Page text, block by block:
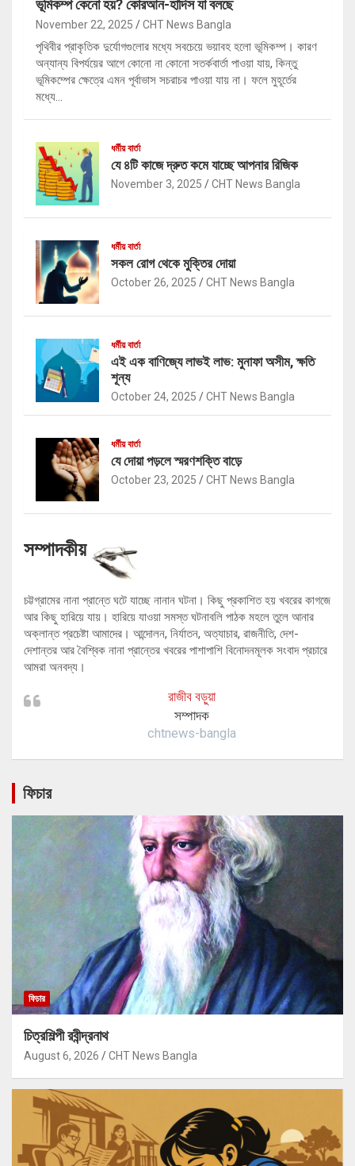
ভূমিকম্প কেনো হয়? কোরআন-হাদিস যা বলছে
November 22, 2025 CHT News Bangla
পৃথিবীর প্রাকৃতিক দুর্যোগগুলোর মধ্যে সবচেয়ে ভয়াবহ হলো ভূমিকম্প। কারণ
অন্যান্য বিপর্যয়ের আগে কোনো না কোনো সতর্কবার্তা পাওয়া যায়, কিন্তু
ভূমিকম্পের ক্ষেত্রে এমন পূর্বাভাস সচরাচর পাওয়া যায় না। ফলে মুহূর্তের
মধ্যে…
ধর্মীয় বার্তা
যে ৪টি কাজে দ্রুত কমে যাচ্ছে আপনার রিজিক
November 3, 2025 CHT News Bangla
ধর্মীয় বার্তা
সকল রোগ থেকে মুক্তির দোয়া
October 26, 2025 CHT News Bangla
ধর্মীয় বার্তা
এই এক বাণিজ্যে লাভই লাভ: মুনাফা অসীম, ক্ষতি
শূন্য
October 24, 2025 CHT News Bangla
ধর্মীয় বার্তা
যে দোয়া পড়লে স্মরণশক্তি বাড়ে
October 23, 2025 CHT News Bangla
সম্পাদকীয়
চট্টগ্রামের নানা প্রান্তে ঘটে যাচ্ছে নানান ঘটনা। কিছু প্রকাশিত হয় খবরের কাগজে
আর কিছু হারিয়ে যায়। হারিয়ে যাওয়া সমস্ত ঘটনাবলি পাঠক মহলে তুলে আনার
অক্লান্ত প্রচেষ্টা আমাদের। আন্দোলন, নির্যাতন, অত্যাচার, রাজনীতি, দেশ-
দেশান্তর আর বৈশ্বিক নানা প্রান্তের খবরের পাশাপাশি বিনোদনমূলক সংবাদ প্রচারে
আমরা অনবদ্য।
রাজীব বড়ুয়া
সম্পাদক
chtnews-bangla
ফিচার
ফিচার
চিত্রশিল্পী রবীন্দ্রনাথ
August 6, 2026 CHT News Bangla